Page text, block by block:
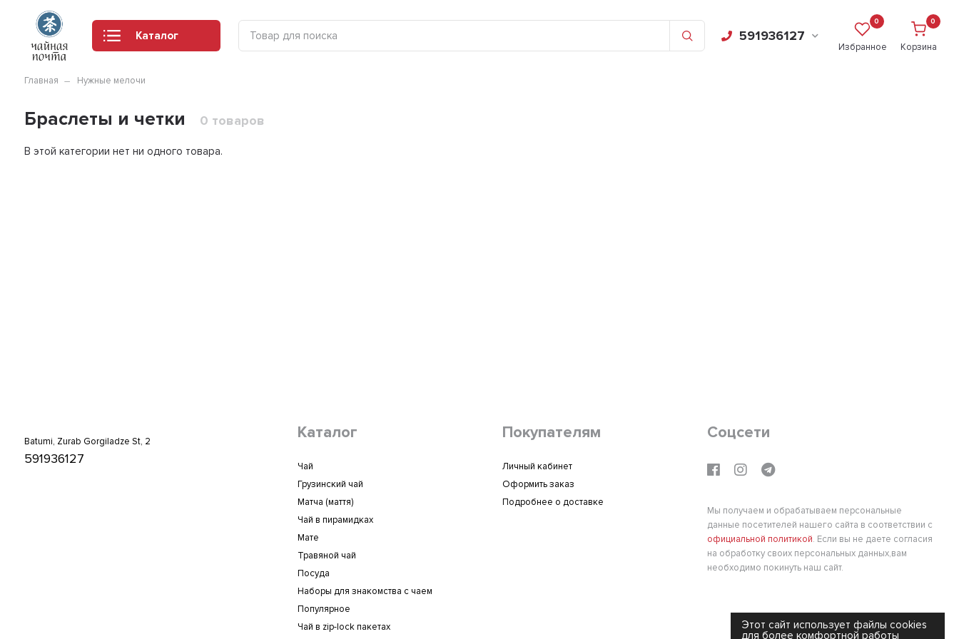
Этот сайт использует файлы cookies
для более комфортной работы
Каталог 591936127
0
Избранное
0
Корзина
Главная Нужные мелочи
Браслеты и четки 0 товаров
В этой категории нет ни одного товара.
Batumi, Zurab Gorgiladze St, 2
591936127
Каталог
Чай
Грузинский чай
Матча (маття)
Чай в пирамидках
Мате
Травяной чай
Посуда
Наборы для знакомства с чаем
Популярное
Чай в zip-lock пакетах
Покупателям
Личный кабинет
Оформить заказ
Подробнее о доставке
Соцсети
Мы получаем и обрабатываем персональные
данные посетителей нашего сайта в соответствии с
официальной политикой. Если вы не даете согласия
на обработку своих персональных данных,вам
необходимо покинуть наш сайт.